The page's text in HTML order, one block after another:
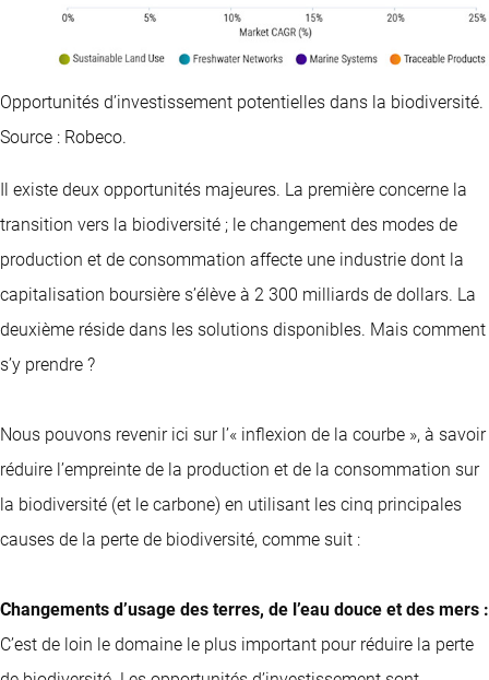
Opportunités d’investissement potentielles dans la biodiversité.
Source : Robeco.
Il existe deux opportunités majeures. La première concerne la
transition vers la biodiversité ; le changement des modes de
production et de consommation affecte une industrie dont la
capitalisation boursière s’élève à 2 300 milliards de dollars. La
deuxième réside dans les solutions disponibles. Mais comment
s’y prendre ?
Nous pouvons revenir ici sur l’« inflexion de la courbe », à savoir
réduire l’empreinte de la production et de la consommation sur
la biodiversité (et le carbone) en utilisant les cinq principales
causes de la perte de biodiversité, comme suit :
Changements d’usage des terres, de l’eau douce et des mers :
C’est de loin le domaine le plus important pour réduire la perte